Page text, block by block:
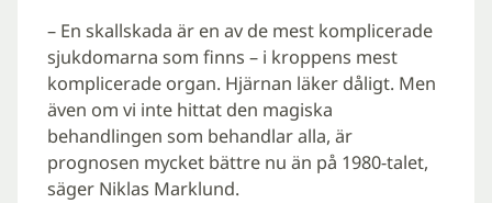
– En skallskada är en av de mest komplicerade
sjukdomarna som finns – i kroppens mest
komplicerade organ. Hjärnan läker dåligt. Men
även om vi inte hittat den magiska
behandlingen som behandlar alla, är
prognosen mycket bättre nu än på 1980-talet,
säger Niklas Marklund.